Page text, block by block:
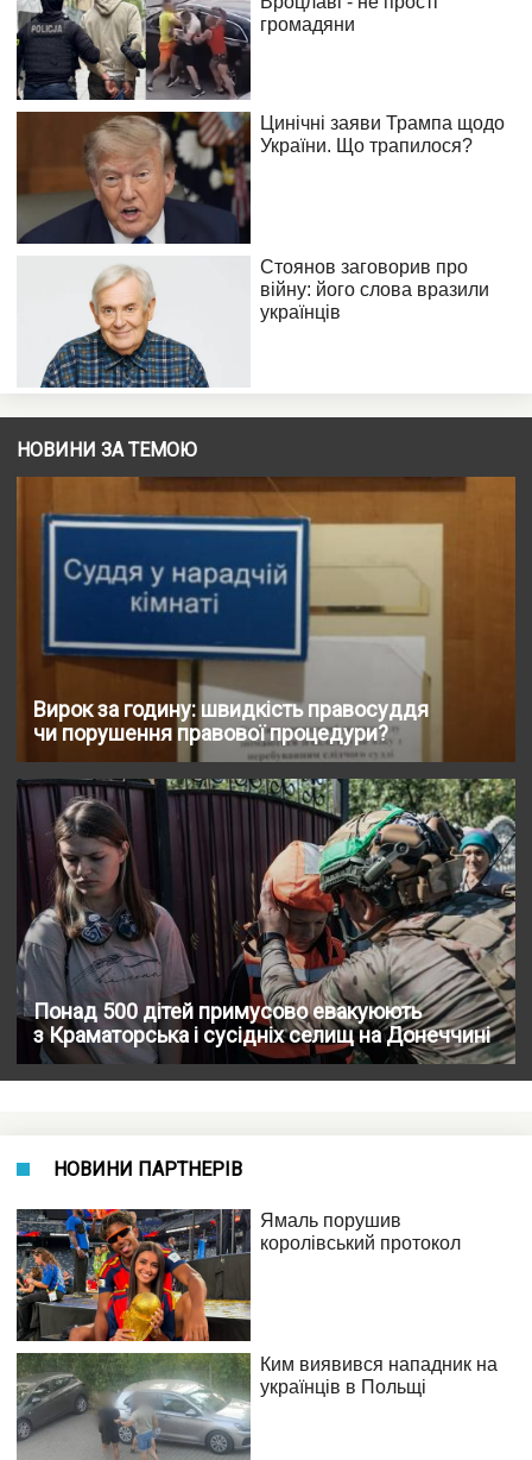
НОВИНИ ЗА ТЕМОЮ
Вирок за годину: швидкість правосуддя
чи порушення правової процедури?
Понад 500 дітей примусово евакуюють
з Краматорська і сусідніх селищ на Донеччині
НОВИНИ ПАРТНЕРІВ